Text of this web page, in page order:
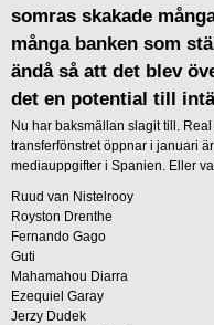
somras skakade
många banken som
ändå så att det blev
det en potential till
Nu har baksmällan slagit till.
transferfönstret öppnar i januari
mediauppgifter i Spanien. Eller
Ruud van Nistelrooy
Royston Drenthe
Fernando Gago
Guti
Mahamahou Diarra
Ezequiel Garay
Jerzy Dudek